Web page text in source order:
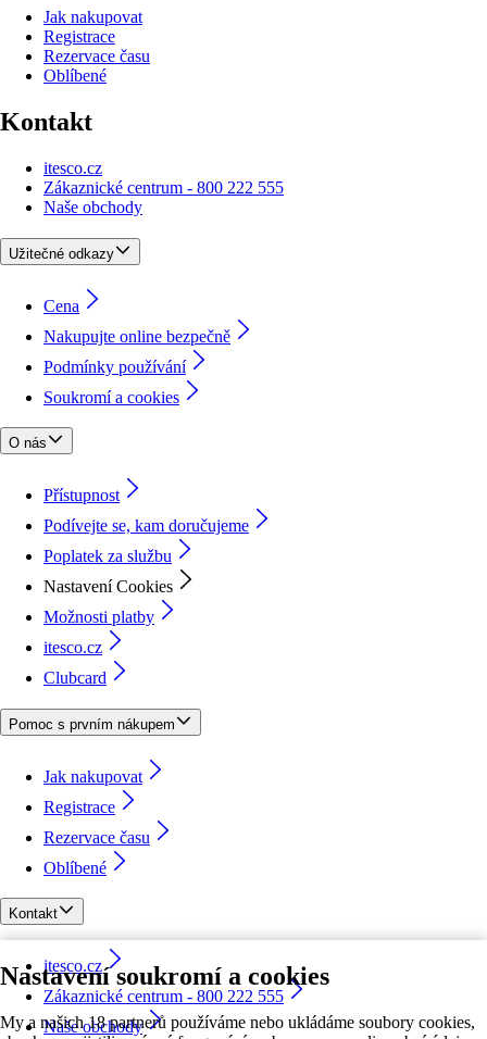
Nastavení soukromí a cookies
My a našich 18 partnerů používáme nebo ukládáme soubory cookies,
Jak nakupovat
Registrace
Rezervace času
Oblíbené
Kontakt
itesco.cz
Zákaznické centrum - 800 222 555
Naše obchody
Užitečné odkazy
Cena
Nakupujte online bezpečně
Podmínky používání
Soukromí a cookies
O nás
Přístupnost
Podívejte se, kam doručujeme
Poplatek za službu
Nastavení Cookies
Možnosti platby
itesco.cz
Clubcard
Pomoc s prvním nákupem
Jak nakupovat
Registrace
Rezervace času
Oblíbené
Kontakt
itesco.cz
Zákaznické centrum - 800 222 555
Naše obchody